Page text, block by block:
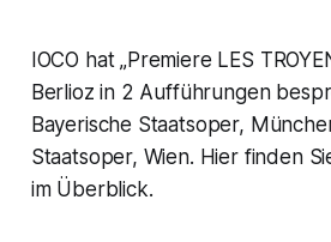
IOCO hat „Premiere LES
Berlioz in 2 Aufführungen
Bayerische Staatsoper,
Staatsoper, Wien. Hier finden
im Überblick.